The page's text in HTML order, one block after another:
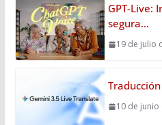
GPT-Live:
segura…
19 de julio
10 de junio